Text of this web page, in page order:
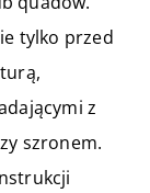
tylko przed
z
szronem.